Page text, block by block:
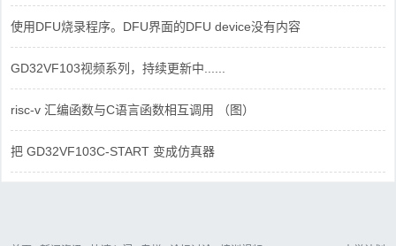
使用DFU烧录程序。DFU界面的DFU device没有内容
GD32VF103视频系列，持续更新中......
risc-v 汇编函数与C语言函数相互调用 （图）
把 GD32VF103C-START 变成仿真器